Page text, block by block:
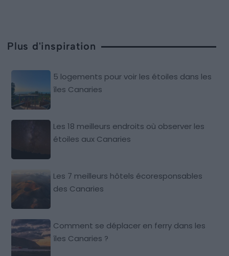
Plus d'inspiration
5 logements pour voir les étoiles dans les
îles Canaries
Les 18 meilleurs endroits où observer les
étoiles aux Canaries
Les 7 meilleurs hôtels écoresponsables
des Canaries
Comment se déplacer en ferry dans les
îles Canaries ?